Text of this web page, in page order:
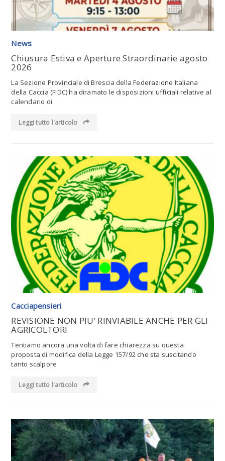
News
Chiusura Estiva e Aperture Straordinarie agosto
2026
La Sezione Provinciale di Brescia della Federazione Italiana
della Caccia (FIDC) ha diramato le disposizioni ufficiali relative al
calendario di
Leggi tutto l'articolo
Leggi tutto l'articolo
Cacciapensieri
REVISIONE NON PIU’ RINVIABILE ANCHE PER GLI
AGRICOLTORI
Tentiamo ancora una volta di fare chiarezza su questa
proposta di modifica della Legge 157/92 che sta suscitando
tanto scalpore
Leggi tutto l'articolo